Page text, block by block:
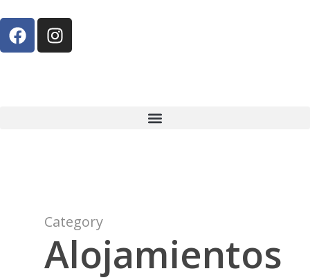
Category
Alojamientos